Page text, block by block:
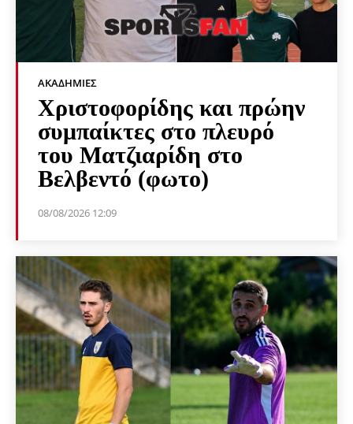
ΑΚΑΔΗΜΊΕΣ
Χριστοφορίδης και πρώην
συμπαίκτες στο πλευρό
του Ματζιαρίδη στο
Βελβεντό (φωτο)
08/08/2026 12:09